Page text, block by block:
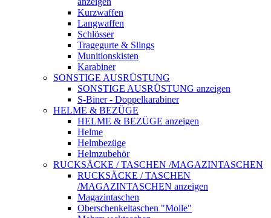
Kurzwaffen
Langwaffen
Schlösser
Tragegurte & Slings
Munitionskisten
Karabiner
SONSTIGE AUSRÜSTUNG
SONSTIGE AUSRÜSTUNG anzeigen
S-Biner - Doppelkarabiner
HELME & BEZÜGE
HELME & BEZÜGE anzeigen
Helme
Helmbezüge
Helmzubehör
RUCKSÄCKE / TASCHEN /MAGAZINTASCHEN
RUCKSÄCKE / TASCHEN
/MAGAZINTASCHEN anzeigen
Magazintaschen
Oberschenkeltaschen "Molle"